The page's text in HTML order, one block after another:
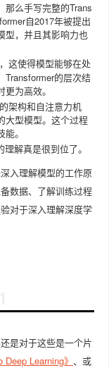
那么手写完整的Trans
自2017年被提出
型，并且其影响力也
，这使得模型能够在处
Transformer的层次结
为高效。
架构和自注意力机
大型模型。这个过程
。
解真是很到位了。
入理解模型的工作原
数据、了解训练过程
对于深入理解深度学
是对于这些是一个片
Deep Learning》 、或